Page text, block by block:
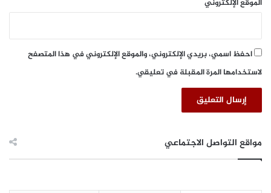
ل
خ
ب
™
ج
ة
5
الموقع الإلكتروني
احفظ اسمي، بريدي الإلكتروني، والموقع الإلكتروني في هذا المتصفح
لاستخدامها المرة المقبلة في تعليقي.
مواقع التواصل الاجتماعي